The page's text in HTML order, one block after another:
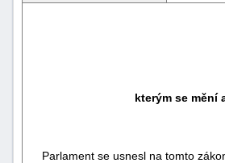
kterým se mění
Parlament se usnesl na tomto